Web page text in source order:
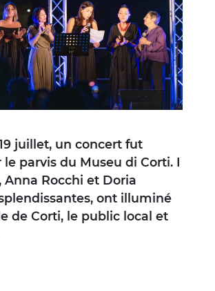
juillet, un concert fut
le parvis du Museu di Corti. I
Anna Rocchi et Doria
ont illuminé
de Corti, le public local et